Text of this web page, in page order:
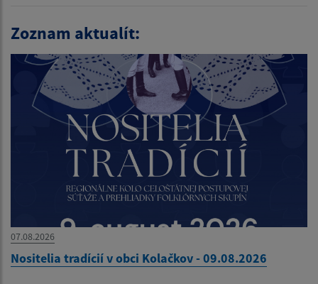
Zoznam aktualít:
07.08.2026
Nositelia tradícií v obci Kolačkov - 09.08.2026